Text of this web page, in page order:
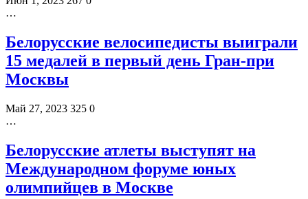
…
Белорусские велосипедисты выиграли
15 медалей в первый день Гран-при
Москвы
Май 27, 2023 325 0
…
Белорусские атлеты выступят на
Международном форуме юных
олимпийцев в Москве